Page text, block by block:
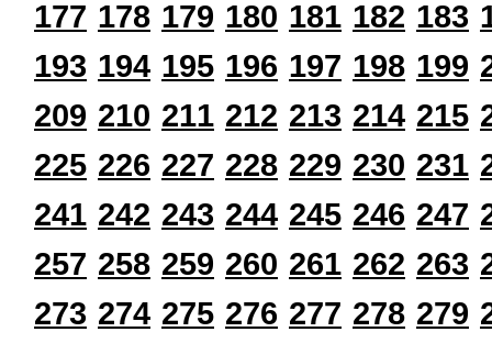
177 178 179 180 181 182 183
193 194 195 196 197 198 199
209 210 211 212 213 214 215
225 226 227 228 229 230 231
241 242 243 244 245 246 247
257 258 259 260 261 262 263
273 274 275 276 277 278 279